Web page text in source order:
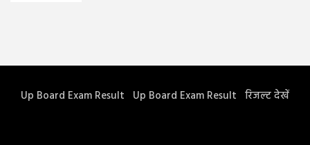
Up Board Exam Result Up Board Exam Result रिजल्ट देखें